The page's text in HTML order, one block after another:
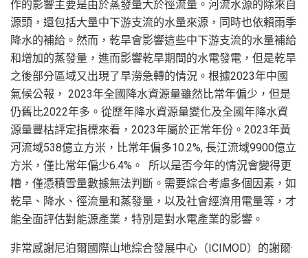
作的影響主要是由於蒸發量大於徑流量。河流水源的除來自
源頭，還包括大量中下游支流的水量來源，同時也依賴雨季
降水的補給。然而，乾旱會影響這些中下游支流的水量補給
和增加的蒸發量，進而影響乾旱期間的水電發電，但是乾旱
之後部分區域又出現了旱澇急轉的情況。根據2023年中國
氣候公報， 2023年全國降水資源量雖然比常年偏少，但是
仍舊比2022年多。從歷年降水資源量變化及全國年降水資
源量豐枯評定指標來看，2023年屬於正常年份。2023年黃
河流域538億立方米，比常年偏多10.2%, 長江流域9900億立
方米，僅比常年偏少6.4%。 所以是否今年的情況會變得更
糟，僅憑積雪量數據無法判斷。需要綜合考慮多個因素，如
乾旱、降水、徑流量和蒸發量，以及社會經濟用電量等，才
能全面評估對能源產業，特別是對水電產業的影響。
非常感謝尼泊爾國際山地綜合發展中心（ICIMOD）的謝爾·